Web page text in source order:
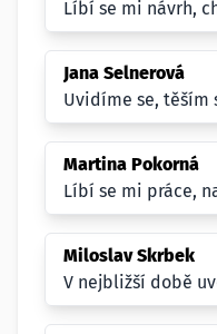
Líbí se mi návrh,
Jana Selnerová
Uvidíme se, těším
Martina Pokorná
Líbí se mi práce,
Miloslav Skrbek
V nejbližší době